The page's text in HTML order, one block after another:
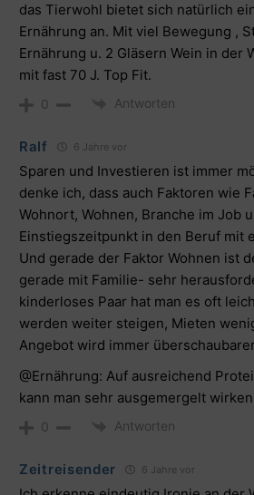
das Tierwohl bietet sich natürlich
Ernährung an. Mit viel Bewegung ,
Ernährung u. 2 Gläsern Wein in der
mit fast 70 J. Top Fit.
0 Antworten
Ralf 6 Jahre vor
Sparen und Investieren ist immer
denke ich, dass auch Faktoren wie
Wohnort, Wohnen, Branche im Job
Einstiegszeitpunkt in den Beruf mit
Und gerade der Faktor Wohnen ist
gerade mit Familie- sehr
kinderloses Paar hat man es oft
werden weiter steigen, Mieten
Angebot wird immer
@Ernährung: Auf ausreichend
kann man sehr ausgemergelt
0 Antworten
Zeitreisender 6 Jahre vor